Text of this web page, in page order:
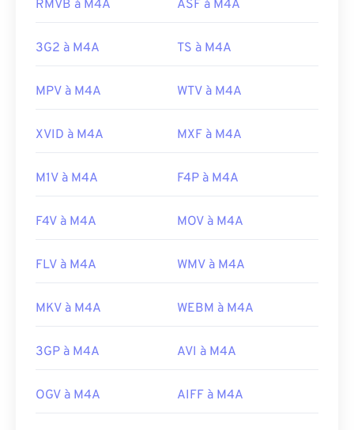
Norme :ISO/CEI 14496
Liens utiles:
https://en.wikipedia.org/wiki/MPEG-4
4.html
Liens utiles:
https://en.wikipedia.org/wiki/MPEG-4_Part_14
RMVB à M4A ASF à M4A
3G2 à M4A TS à M4A
MPV à M4A WTV à M4A
XVID à M4A MXF à M4A
M1V à M4A F4P à M4A
F4V à M4A MOV à M4A
FLV à M4A WMV à M4A
MKV à M4A WEBM à M4A
3GP à M4A AVI à M4A
OGV à M4A AIFF à M4A